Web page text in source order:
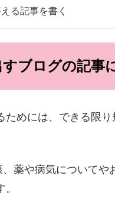
る記事を書く
ブログの記事
ためには、できる限
薬や病気について